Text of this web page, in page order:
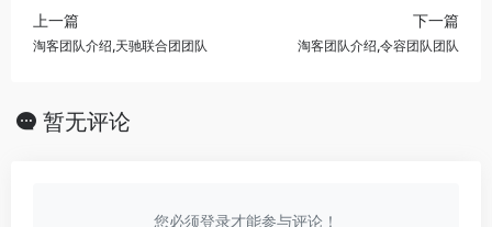
上一篇
淘客团队介绍,天驰联合团团队
下一篇
淘客团队介绍,令容团队团队
暂无评论
您必须登录才能参与评论！